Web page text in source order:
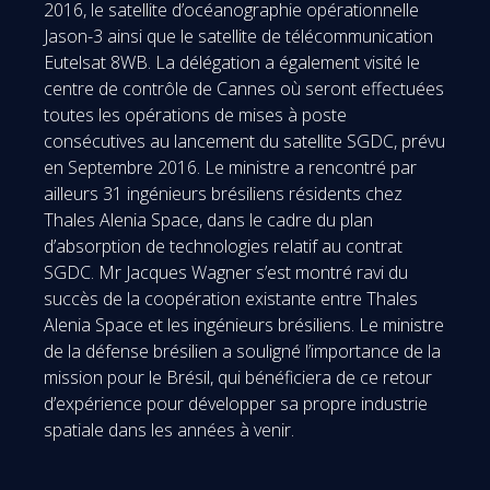
2016, le satellite d’océanographie opérationnelle
Jason-3 ainsi que le satellite de télécommunication
Eutelsat 8WB. La délégation a également visité le
centre de contrôle de Cannes où seront effectuées
toutes les opérations de mises à poste
consécutives au lancement du satellite SGDC, prévu
en Septembre 2016. Le ministre a rencontré par
ailleurs 31 ingénieurs brésiliens résidents chez
Thales Alenia Space, dans le cadre du plan
d’absorption de technologies relatif au contrat
SGDC. Mr Jacques Wagner s’est montré ravi du
succès de la coopération existante entre Thales
Alenia Space et les ingénieurs brésiliens. Le ministre
de la défense brésilien a souligné l’importance de la
mission pour le Brésil, qui bénéficiera de ce retour
d’expérience pour développer sa propre industrie
spatiale dans les années à venir.